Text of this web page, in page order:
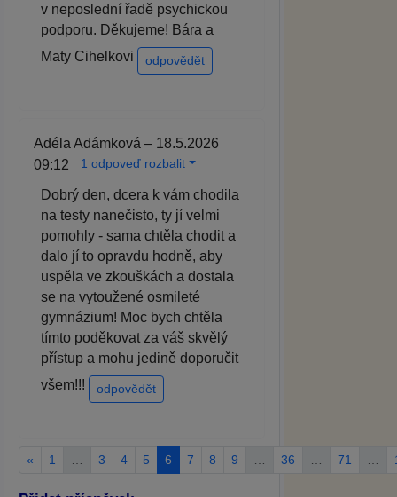
v neposlední řadě psychickou
podporu. Děkujeme! Bára a
Maty Cihelkovi
odpovědět
Adéla Adámková – 18.5.2026
09:12
1 odpoveď rozbalit
Dobrý den, dcera k vám chodila
na testy nanečisto, ty jí velmi
pomohly - sama chtěla chodit a
dalo jí to opravdu hodně, aby
uspěla ve zkouškách a dostala
se na vytoužené osmileté
gymnázium! Moc bych chtěla
tímto poděkovat za váš skvělý
přístup a mohu jedině doporučit
všem!!!
odpovědět
« 1 3 4 5 6 7 8 9 36 71